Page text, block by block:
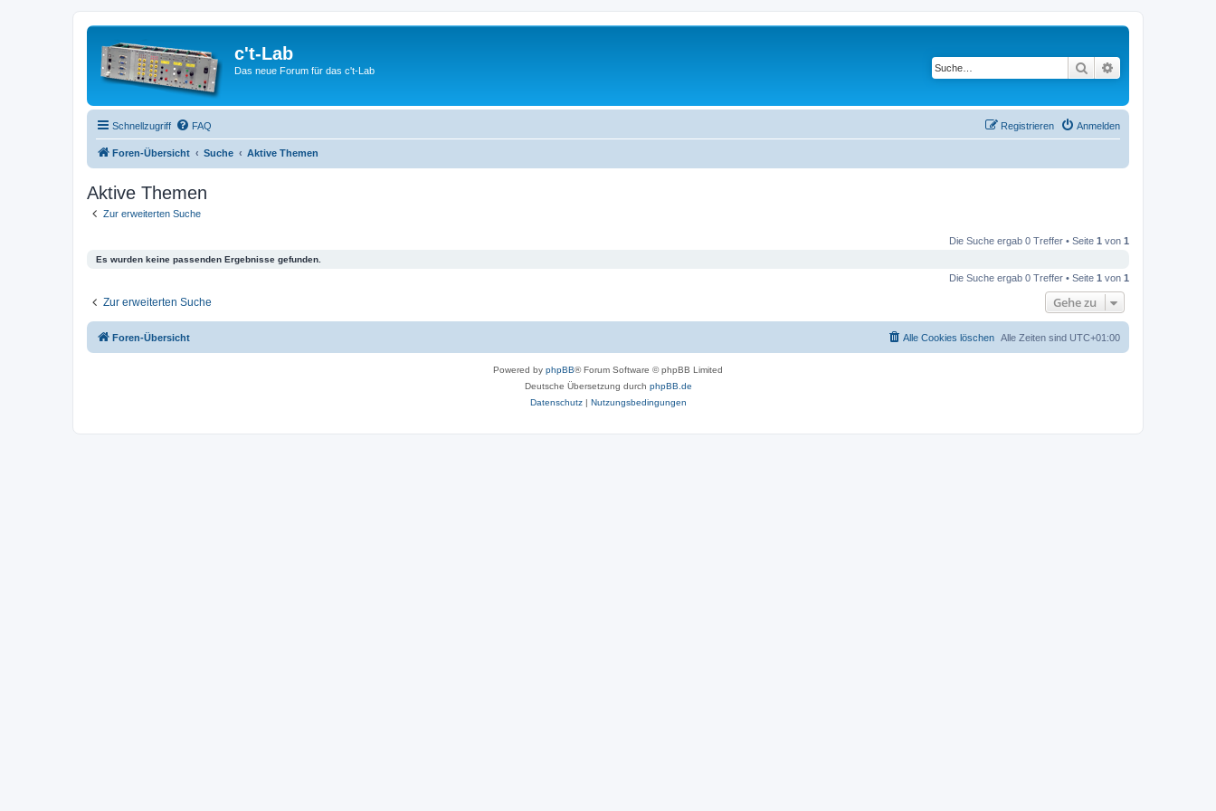
c't-Lab
Das neue Forum für das c't-Lab Suche
Schnellzugriff FAQ Anmelden
Registrieren
Foren-Übersicht Suche Aktive Themen
Aktive Themen
Zur erweiterten Suche
Die Suche ergab 0 Treffer • Seite 1 von 1
Es wurden keine passenden Ergebnisse gefunden.
Die Suche ergab 0 Treffer • Seite 1 von 1
Zur erweiterten Suche Gehe zu
Foren-Übersicht Alle Zeiten sind UTC+01:00
Alle Cookies löschen
Powered by phpBB® Forum Software © phpBB Limited
Deutsche Übersetzung durch phpBB.de
Datenschutz| Nutzungsbedingungen